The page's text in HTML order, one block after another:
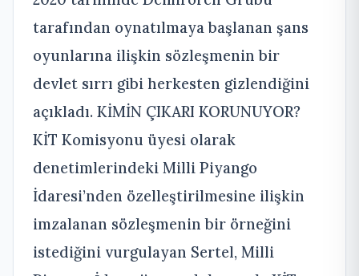
tarafından oynatılmaya başlanan şans
oyunlarına ilişkin sözleşmenin bir
devlet sırrı gibi herkesten gizlendiğini
açıkladı. KİMİN ÇIKARI KORUNUYOR?
KİT Komisyonu üyesi olarak
denetimlerindeki Milli Piyango
İdaresi’nden özelleştirilmesine ilişkin
imzalanan sözleşmenin bir örneğini
istediğini vurgulayan Sertel, Milli